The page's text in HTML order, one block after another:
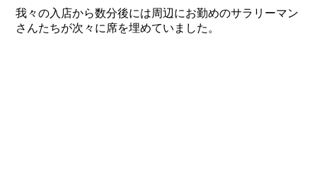
我々の入店から数分後には周辺にお勤めのサラリーマン
さんたちが次々に席を埋めていました。